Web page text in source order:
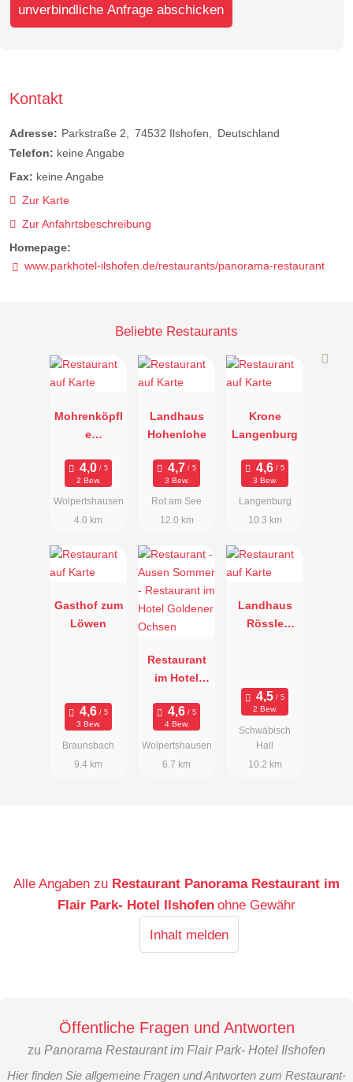
unverbindliche Anfrage abschicken
Kontakt
Adresse: Parkstraße 2 74532 Ilshofen
Deutschland
Telefon: keine Angabe
Fax: keine Angabe
Zur Karte
Zur Anfahrtsbeschreibung
Homepage:
www.parkhotel-ilshofen.de/restaurants/panorama-restaurant
Beliebte Restaurants
Mohrenköpfl
e
2 Bew.
Wolpertshausen
4.0 km
Landhaus
Hohenlohe
3 Bew.
Rot am See
12.0 km
Krone
Langenburg
3 Bew.
Langenburg
10.3 km
Gasthof zum
Löwen
3 Bew.
Braunsbach
9.4 km
Restaurant
im Hotel
Ochsen
4 Bew.
Wolpertshausen
6.7 km
Landhaus
Rössle
2 Bew.
Schwäbisch
Hall
10.2 km
Alle Angaben zu Restaurant Panorama Restaurant im
Flair Park- Hotel Ilshofen ohne Gewähr
Inhalt melden
Öffentliche Fragen und Antworten
zu Panorama Restaurant im Flair Park- Hotel Ilshofen
Hier finden Sie allgemeine Fragen und Antworten zum Restaurant-